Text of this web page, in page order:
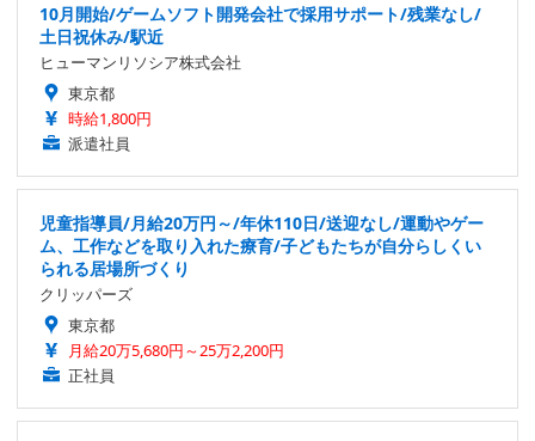
10月開始/ゲームソフト開発会社で採用サポート/残業なし/
土日祝休み/駅近
ヒューマンリソシア株式会社
東京都
時給1,800円
派遣社員
児童指導員/月給20万円～/年休110日/送迎なし/運動やゲー
ム、工作などを取り入れた療育/子どもたちが自分らしくい
られる居場所づくり
クリッパーズ
東京都
月給20万5,680円～25万2,200円
正社員